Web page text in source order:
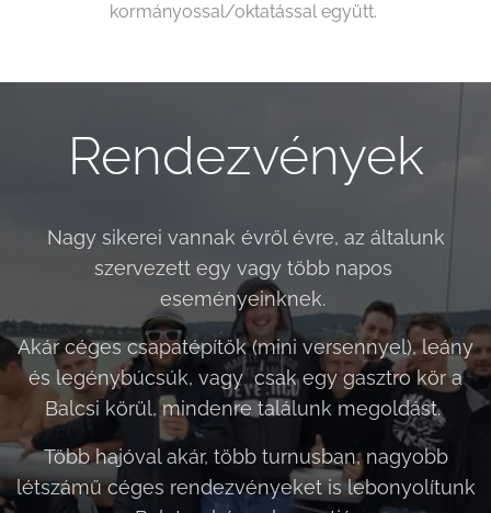
kormányossal/oktatással együtt.
Rendezvények
Nagy sikerei vannak évről évre, az általunk
szervezett egy vagy több napos
eseményeinknek.
Akár céges csapatépítők (mini versennyel), leány
és legénybúcsúk, vagy csak egy gasztro kör a
Balcsi körül, mindenre találunk megoldást.
Több hajóval akár, több turnusban, nagyobb
létszámű céges rendezvényeket is lebonyolítunk